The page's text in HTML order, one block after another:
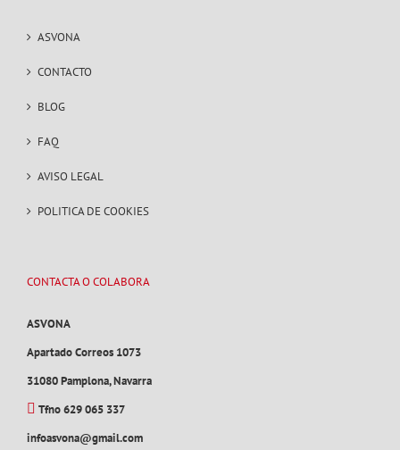
ASVONA
CONTACTO
BLOG
FAQ
AVISO LEGAL
POLITICA DE COOKIES
CONTACTA O COLABORA
ASVONA
Apartado Correos 1073
31080 Pamplona, Navarra
Tfno 629 065 337
infoasvona@gmail.com